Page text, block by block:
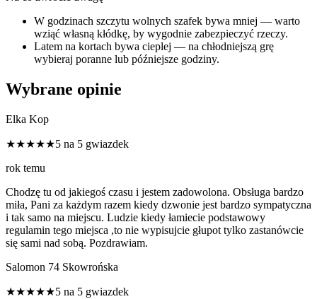
W godzinach szczytu wolnych szafek bywa mniej — warto
wziąć własną kłódkę, by wygodnie zabezpieczyć rzeczy.
Latem na kortach bywa cieplej — na chłodniejszą grę
wybieraj poranne lub późniejsze godziny.
Wybrane opinie
Elka Kop
★★★★★5 na 5 gwiazdek
rok temu
Chodzę tu od jakiegoś czasu i jestem zadowolona. Obsługa bardzo
miła, Pani za każdym razem kiedy dzwonie jest bardzo sympatyczna
i tak samo na miejscu. Ludzie kiedy łamiecie podstawowy
regulamin tego miejsca ,to nie wypisujcie głupot tylko zastanówcie
się sami nad sobą. Pozdrawiam.
Salomon 74 Skowrońska
★★★★★5 na 5 gwiazdek